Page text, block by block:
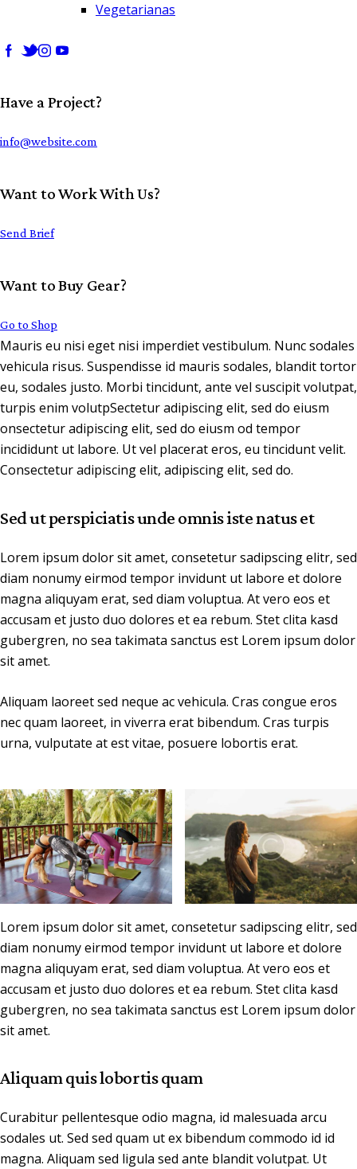
Vegetarianas
Have a Project?
info@website.com
Want to Work With Us?
Send Brief
Want to Buy Gear?
Go to Shop
Mauris eu nisi eget nisi imperdiet vestibulum. Nunc sodales
vehicula risus. Suspendisse id mauris sodales, blandit tortor
eu, sodales justo. Morbi tincidunt, ante vel suscipit volutpat,
turpis enim volutpSectetur adipiscing elit, sed do eiusm
onsectetur adipiscing elit, sed do eiusm od tempor
incididunt ut labore. Ut vel placerat eros, eu tincidunt velit.
Consectetur adipiscing elit, adipiscing elit, sed do.
Sed ut perspiciatis unde omnis iste natus et
Lorem ipsum dolor sit amet, consetetur sadipscing elitr, sed
diam nonumy eirmod tempor invidunt ut labore et dolore
magna aliquyam erat, sed diam voluptua. At vero eos et
accusam et justo duo dolores et ea rebum. Stet clita kasd
gubergren, no sea takimata sanctus est Lorem ipsum dolor
sit amet.
Aliquam laoreet sed neque ac vehicula. Cras congue eros
nec quam laoreet, in viverra erat bibendum. Cras turpis
urna, vulputate at est vitae, posuere lobortis erat.
Lorem ipsum dolor sit amet, consetetur sadipscing elitr, sed
diam nonumy eirmod tempor invidunt ut labore et dolore
magna aliquyam erat, sed diam voluptua. At vero eos et
accusam et justo duo dolores et ea rebum. Stet clita kasd
gubergren, no sea takimata sanctus est Lorem ipsum dolor
sit amet.
Aliquam quis lobortis quam
Curabitur pellentesque odio magna, id malesuada arcu
sodales ut. Sed sed quam ut ex bibendum commodo id id
magna. Aliquam sed ligula sed ante blandit volutpat. Ut